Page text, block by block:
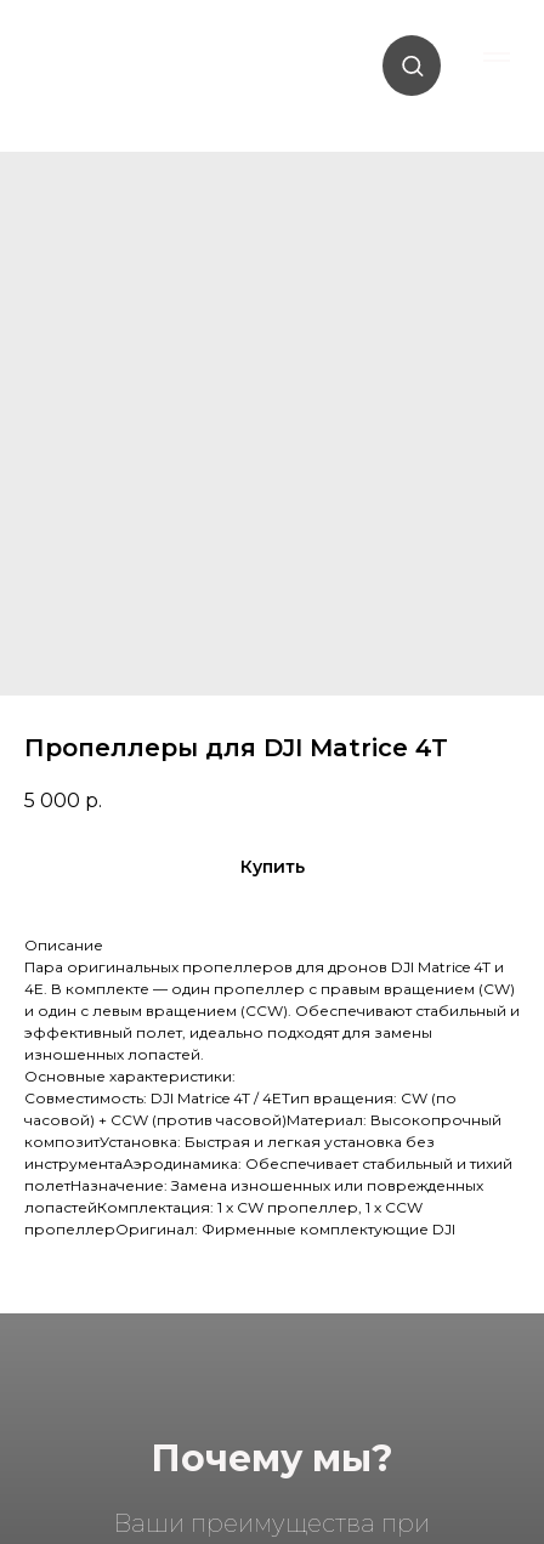
Пропеллеры для DJI Matrice 4T
5 000 р.
Купить
Описание
Пара оригинальных пропеллеров для дронов DJI Matrice 4T и
4E. В комплекте — один пропеллер с правым вращением (CW)
и один с левым вращением (CCW). Обеспечивают стабильный и
эффективный полет, идеально подходят для замены
изношенных лопастей.
Основные характеристики:
Совместимость: DJI Matrice 4T / 4EТип вращения: CW (по
часовой) + CCW (против часовой)Материал: Высокопрочный
композитУстановка: Быстрая и легкая установка без
инструментаАэродинамика: Обеспечивает стабильный и тихий
полетНазначение: Замена изношенных или поврежденных
лопастейКомплектация: 1 х CW пропеллер, 1 х CCW
пропеллерОригинал: Фирменные комплектующие DJI
Почему мы?
Ваши преимущества при